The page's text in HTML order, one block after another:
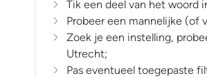
Tik een deel van het woord
Probeer een mannelijke (of
Zoek je een instelling,
Utrecht;
Pas eventueel toegepaste